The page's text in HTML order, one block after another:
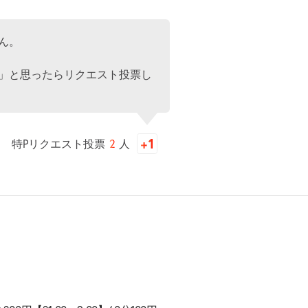
と思ったらリクエスト投票し
特Pリクエスト投票 2 人